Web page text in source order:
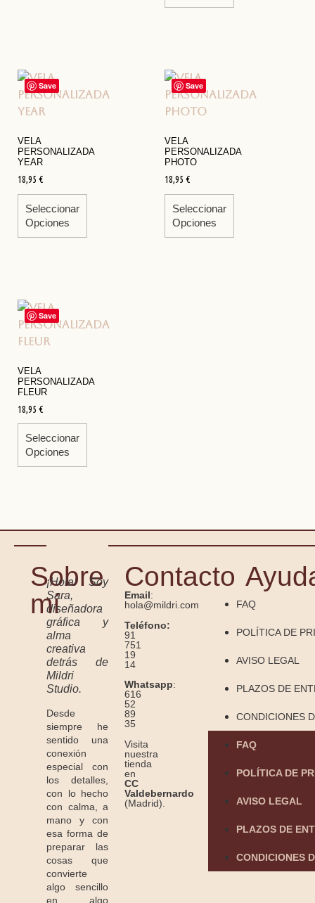
Save
VELA
PERSONALIZADA
YEAR
18,95 €
Seleccionar
Opciones
Save
VELA
PERSONALIZADA
PHOTO
18,95 €
Seleccionar
Opciones
Save
VELA
PERSONALIZADA
FLEUR
18,95 €
Seleccionar
Opciones
Sobre
mí
¡Hola! Soy
Sara,
diseñadora
gráfica y
alma
creativa
detrás de
Mildri
Studio.
Desde
siempre he
sentido una
conexión
especial con
los detalles,
con lo hecho
con calma, a
mano y con
esa forma de
preparar las
cosas que
convierte
algo sencillo
en algo
Contacto
Email:
hola@mildri.com
Teléfono:
91
751
19
14
Whatsapp:
616
52
89
35
Visita
nuestra
tienda
en
CC
Valdebernardo
(Madrid).
FAQ
POLÍTICA DE
AVISO LEGAL
PLAZOS DE
CONDICIONES
FAQ
POLÍTICA DE
AVISO LEGAL
PLAZOS DE
CONDICIONES